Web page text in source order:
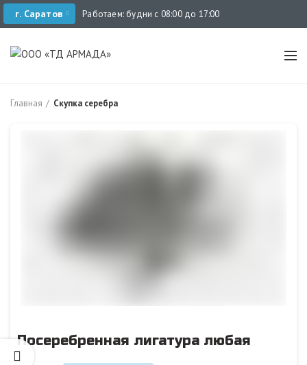
г. Саратов Работаем: будни с 08:00 до 17:00
Главная Скупка серебра
Посеребренная лигатура любая